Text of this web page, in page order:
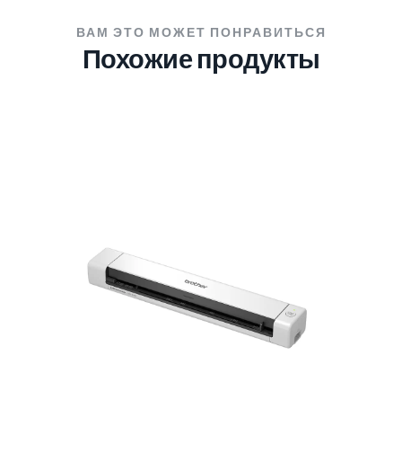
ВАМ ЭТО МОЖЕТ ПОНРАВИТЬСЯ
Похожие продукты